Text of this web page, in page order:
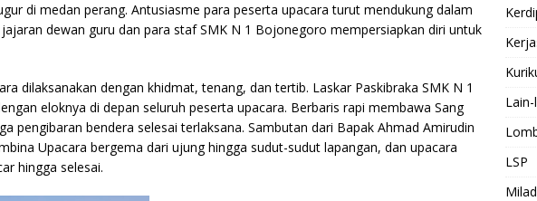
di medan perang. Antusiasme para peserta upacara turut mendukung dalam
dewan guru dan para staf SMK N 1 Bojonegoro mempersiapkan diri untuk
dilaksanakan dengan khidmat, tenang, dan tertib. Laskar Paskibraka SMK N 1
eloknya di depan seluruh peserta upacara. Berbaris rapi membawa Sang
pengibaran bendera selesai terlaksana. Sambutan dari Bapak Ahmad Amirudin
Upacara bergema dari ujung hingga sudut-sudut lapangan, dan upacara
hingga selesai.
LSP
Milad